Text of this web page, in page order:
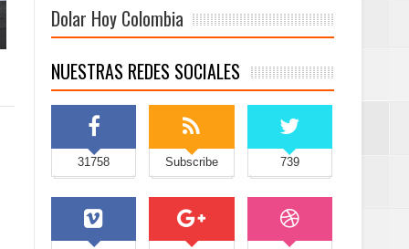
Dolar Hoy Colombia
NUESTRAS REDES SOCIALES
31758 Subscribe 739